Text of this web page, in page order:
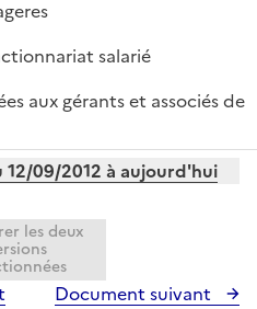
salarié
aux gérants et associés de
12/09/2012 à aujourd'hui
les deux
Document suivant